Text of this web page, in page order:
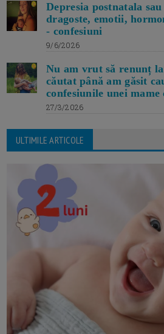
Depresia postnatala
dragoste, emotii,
- confesiuni
9/6/2026
Nu am vrut să renunț
căutat până am găsit
confesiunile unei mame
27/3/2026
ULTIMILE ARTICOLE